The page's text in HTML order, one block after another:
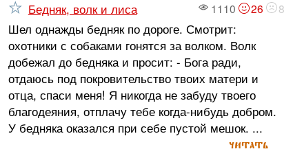
1110 26 8
Бедняк, волк и лиса
Шел однажды бедняк по дороге. Смотрит:
охотники с собаками гонятся за волком. Волк
добежал до бедняка и просит: - Бога ради,
отдаюсь под покровительство твоих матери и
отца, спаси меня! Я никогда не забуду твоего
благодеяния, отплачу тебе когда-нибудь добром.
У бедняка оказался при себе пустой мешок. ...
читать